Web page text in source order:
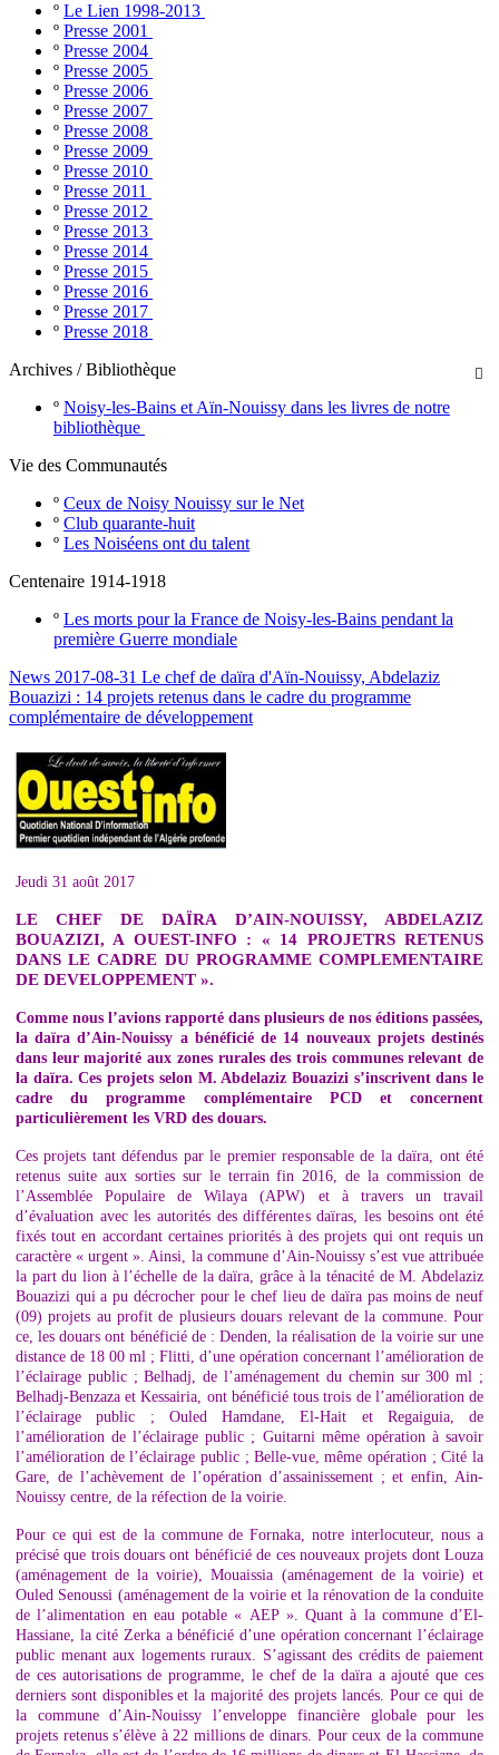
º Le Lien 1998-2013
º Presse 2001
º Presse 2004
º Presse 2005
º Presse 2006
º Presse 2007
º Presse 2008
º Presse 2009
º Presse 2010
º Presse 2011
º Presse 2012
º Presse 2013
º Presse 2014
º Presse 2015
º Presse 2016
º Presse 2017
º Presse 2018

Archives / Bibliothèque
º Noisy-les-Bains et Aïn-Nouissy dans les livres de notre
bibliothèque
Vie des Communautés
º Ceux de Noisy Nouissy sur le Net
º Club quarante-huit
º Les Noiséens ont du talent
Centenaire 1914-1918
º Les morts pour la France de Noisy-les-Bains pendant la
première Guerre mondiale
News 2017-08-31 Le chef de daïra d'Aïn-Nouissy, Abdelaziz
Bouazizi : 14 projets retenus dans le cadre du programme
complémentaire de développement
Jeudi 31 août 2017
LE CHEF DE DAÏRA D’AIN-NOUISSY, ABDELAZIZ
BOUAZIZI, A OUEST-INFO : « 14 PROJETRS RETENUS
DANS LE CADRE DU PROGRAMME COMPLEMENTAIRE
DE DEVELOPPEMENT ».
Comme nous l’avions rapporté dans plusieurs de nos éditions passées,
la daïra d’Ain-Nouissy a bénéficié de 14 nouveaux projets destinés
dans leur majorité aux zones rurales des trois communes relevant de
la daïra. Ces projets selon M. Abdelaziz Bouazizi s’inscrivent dans le
cadre du programme complémentaire PCD et concernent
particulièrement les VRD des douars.
Ces projets tant défendus par le premier responsable de la daïra, ont été
retenus suite aux sorties sur le terrain fin 2016, de la commission de
l’Assemblée Populaire de Wilaya (APW) et à travers un travail
d’évaluation avec les autorités des différentes daïras, les besoins ont été
fixés tout en accordant certaines priorités à des projets qui ont requis un
caractère « urgent ». Ainsi, la commune d’Ain-Nouissy s’est vue attribuée
la part du lion à l’échelle de la daïra, grâce à la ténacité de M. Abdelaziz
Bouazizi qui a pu décrocher pour le chef lieu de daïra pas moins de neuf
(09) projets au profit de plusieurs douars relevant de la commune. Pour
ce, les douars ont bénéficié de : Denden, la réalisation de la voirie sur une
distance de 18 00 ml ; Flitti, d’une opération concernant l’amélioration de
l’éclairage public ; Belhadj, de l’aménagement du chemin sur 300 ml ;
Belhadj-Benzaza et Kessairia, ont bénéficié tous trois de l’amélioration de
l’éclairage public ; Ouled Hamdane, El-Hait et Regaiguia, de
l’amélioration de l’éclairage public ; Guitarni même opération à savoir
l’amélioration de l’éclairage public ; Belle-vue, même opération ; Cité la
Gare, de l’achèvement de l’opération d’assainissement ; et enfin, Ain-
Nouissy centre, de la réfection de la voirie.
Pour ce qui est de la commune de Fornaka, notre interlocuteur, nous a
précisé que trois douars ont bénéficié de ces nouveaux projets dont Louza
(aménagement de la voirie), Mouaissia (aménagement de la voirie) et
Ouled Senoussi (aménagement de la voirie et la rénovation de la conduite
de l’alimentation en eau potable « AEP ». Quant à la commune d’El-
Hassiane, la cité Zerka a bénéficié d’une opération concernant l’éclairage
public menant aux logements ruraux. S’agissant des crédits de paiement
de ces autorisations de programme, le chef de la daïra a ajouté que ces
derniers sont disponibles et la majorité des projets lancés. Pour ce qui de
la commune d’Ain-Nouissy l’enveloppe financière globale pour les
projets retenus s’élève à 22 millions de dinars. Pour ceux de la commune